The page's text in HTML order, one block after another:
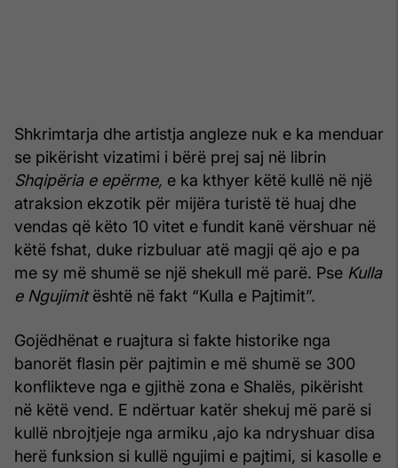
Shkrimtarja dhe artistja angleze nuk e ka menduar
se pikërisht vizatimi i bërë prej saj në librin
Shqipëria e epërme, e ka kthyer këtë kullë në një
atraksion ekzotik për mijëra turistë të huaj dhe
vendas që këto 10 vitet e fundit kanë vërshuar në
këtë fshat, duke rizbuluar atë magji që ajo e pa
me sy më shumë se një shekull më parë. Pse Kulla
e Ngujimitështë në fakt “Kulla e Pajtimit”.
Gojëdhënat e ruajtura si fakte historike nga
banorët flasin për pajtimin e më shumë se 300
konflikteve nga e gjithë zona e Shalës, pikërisht
në këtë vend. E ndërtuar katër shekuj më parë si
kullë nbrojtjeje nga armiku ,ajo ka ndryshuar disa
herë funksion si kullë ngujimi e pajtimi, si kasolle e